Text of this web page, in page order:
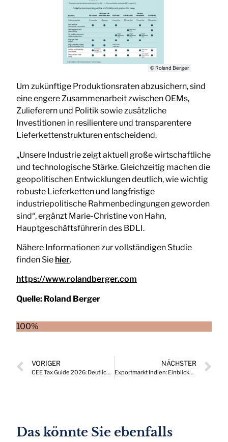
© Roland Berger
Um zukünftige Produktionsraten abzusichern, sind
eine engere Zusammenarbeit zwischen OEMs,
Zulieferern und Politik sowie zusätzliche
Investitionen in resilientere und transparentere
Lieferkettenstrukturen entscheidend.
„Unsere Industrie zeigt aktuell große wirtschaftliche
und technologische Stärke. Gleichzeitig machen die
geopolitischen Entwicklungen deutlich, wie wichtig
robuste Lieferketten und langfristige
industriepolitische Rahmenbedingungen geworden
sind“, ergänzt Marie-Christine von Hahn,
Hauptgeschäftsführerin des BDLI.
Nähere Informationen zur vollständigen Studie
finden Sie hier.
https://www.rolandberger.com
Quelle: Roland Berger
100%
VORIGER
CEE Tax Guide 2026: Deutliche Veränderungen im steuerlichen Umfeld
NÄCHSTER
Exportmarkt Indien: Einblicke in Normung, Regulierung und Marktzugang
Das könnte Sie ebenfalls